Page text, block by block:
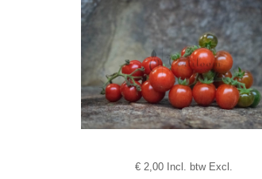
€2,00 Incl. btw Excl.